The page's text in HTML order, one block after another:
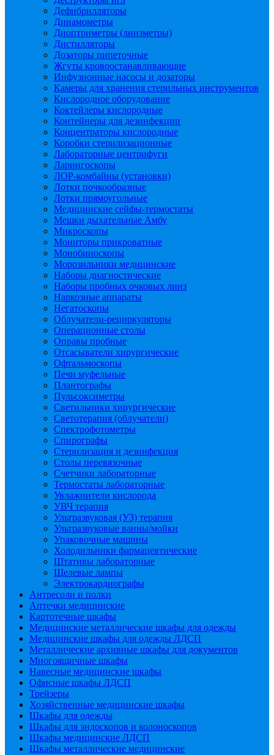
Дефибрилляторы
Динамометры
Диоптриметры (линзметры)
Дистилляторы
Дозаторы пипеточные
Жгуты кровоостанавливающие
Инфузионные насосы и дозаторы
Камеры для хранения стерильных инструментов
Кислородное оборудование
Коктейлеры кислородные
Контейнеры для дезинфекции
Концентраторы кислородные
Коробки стерилизационные
Лабораторные центрифуги
Ларингоскопы
ЛОР-комбайны (установки)
Лотки почкообразные
Лотки прямоугольные
Медицинские сейфы-термостаты
Мешки дыхательные Амбу
Микроскопы
Мониторы прикроватные
Монобиноскопы
Морозильники медицинские
Наборы диагностические
Наборы пробных очковых линз
Наркозные аппараты
Негатоскопы
Облучатели-рециркуляторы
Операционные столы
Оправы пробные
Отсасыватели хирургические
Офтальмоскопы
Печи муфельные
Плантографы
Пульсоксиметры
Светильники хирургические
Светотерапия (облучатели)
Спектрофотометры
Спирографы
Стерилизация и дезинфекция
Столы перевязочные
Счетчики лабораторные
Термостаты лабораторные
Увлажнители кислорода
УВЧ терапия
Ультразвуковая (УЗ) терапия
Ультразвуковые ванны/мойки
Упаковочные машины
Холодильники фармацевтические
Штативы лабораторные
Щелевые лампы
Электрокардиографы
Антресоли и полки
Аптечки медицинские
Картотечные шкафы
Медицинские металлические шкафы для одежды
Медицинские шкафы для одежды ЛДСП
Металлические архивные шкафы для документов
Многоящичные шкафы
Навесные медицинские шкафы
Офисные шкафы ЛДСП
Трейзеры
Хозяйственные медицинские шкафы
Шкафы для одежды
Шкафы для эндоскопов и колоноскопов
Шкафы медицинские ЛДСП
Шкафы металлические медицинские